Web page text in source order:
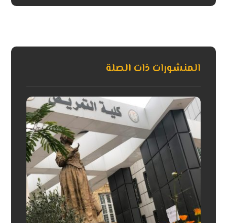
المنشورات ذات الصلة